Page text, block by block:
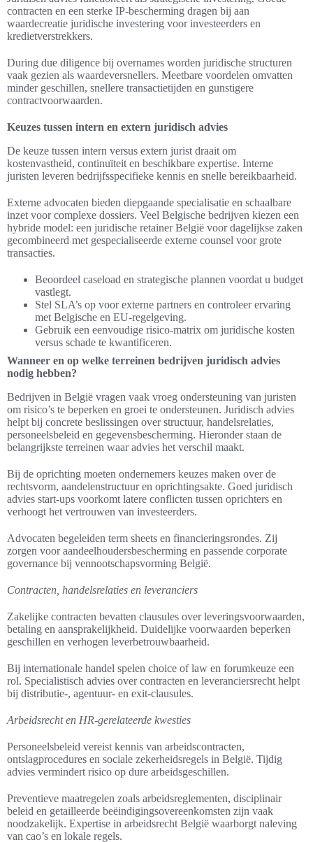
contracten en een sterke IP-bescherming dragen bij aan
waardecreatie juridische investering voor investeerders en
kredietverstrekkers.
During due diligence bij overnames worden juridische structuren
vaak gezien als waardeversnellers. Meetbare voordelen omvatten
minder geschillen, snellere transactietijden en gunstigere
contractvoorwaarden.
Keuzes tussen intern en extern juridisch advies
De keuze tussen intern versus extern jurist draait om
kostenvastheid, continuïteit en beschikbare expertise. Interne
juristen leveren bedrijfsspecifieke kennis en snelle bereikbaarheid.
Externe advocaten bieden diepgaande specialisatie en schaalbare
inzet voor complexe dossiers. Veel Belgische bedrijven kiezen een
hybride model: een juridische retainer België voor dagelijkse zaken
gecombineerd met gespecialiseerde externe counsel voor grote
transacties.
Beoordeel caseload en strategische plannen voordat u budget
vastlegt.
Stel SLA’s op voor externe partners en controleer ervaring
met Belgische en EU-regelgeving.
Gebruik een eenvoudige risico-matrix om juridische kosten
versus schade te kwantificeren.
Wanneer en op welke terreinen bedrijven juridisch advies
nodig hebben?
Bedrijven in België vragen vaak vroeg ondersteuning van juristen
om risico’s te beperken en groei te ondersteunen. Juridisch advies
helpt bij concrete beslissingen over structuur, handelsrelaties,
personeelsbeleid en gegevensbescherming. Hieronder staan de
belangrijkste terreinen waar advies het verschil maakt.
Bij de oprichting moeten ondernemers keuzes maken over de
rechtsvorm, aandelenstructuur en oprichtingsakte. Goed juridisch
advies start-ups voorkomt latere conflicten tussen oprichters en
verhoogt het vertrouwen van investeerders.
Advocaten begeleiden term sheets en financieringsrondes. Zij
zorgen voor aandeelhoudersbescherming en passende corporate
governance bij vennootschapsvorming België.
Contracten, handelsrelaties en leveranciers
Zakelijke contracten bevatten clausules over leveringsvoorwaarden,
betaling en aansprakelijkheid. Duidelijke voorwaarden beperken
geschillen en verhogen leverbetrouwbaarheid.
Bij internationale handel spelen choice of law en forumkeuze een
rol. Specialistisch advies over contracten en leveranciersrecht helpt
bij distributie-, agentuur- en exit-clausules.
Arbeidsrecht en HR-gerelateerde kwesties
Personeelsbeleid vereist kennis van arbeidscontracten,
ontslagprocedures en sociale zekerheidsregels in België. Tijdig
advies vermindert risico op dure arbeidsgeschillen.
Preventieve maatregelen zoals arbeidsreglementen, disciplinair
beleid en getailleerde beëindigingsovereenkomsten zijn vaak
noodzakelijk. Expertise in arbeidsrecht België waarborgt naleving
van cao’s en lokale regels.